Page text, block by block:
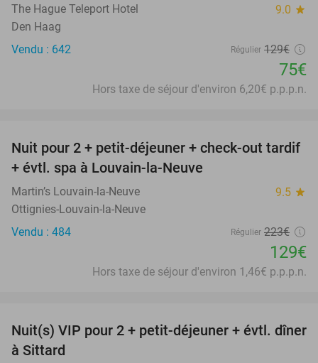
The Hague Teleport Hotel 9.0 star
Den Haag
Vendu : 642
Régulier 129€
75€
Hors taxe de séjour d'environ 6,20€ p.p.p.n.
42%
Nuit pour 2 + petit-déjeuner + check-out tardif
+ évtl. spa à Louvain-la-Neuve
Martin’s Louvain-la-Neuve 9.5 star
Ottignies-Louvain-la-Neuve
Vendu : 484
Régulier 223€
129€
Hors taxe de séjour d'environ 1,46€ p.p.p.n.
33%
Nuit(s) VIP pour 2 + petit-déjeuner + évtl. dîner
à Sittard